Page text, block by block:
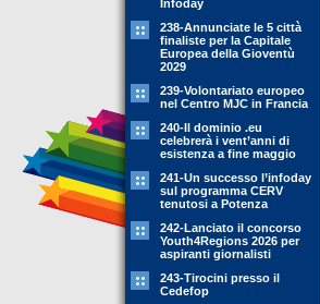
Infoday
238-Annunciate le 5 città
finaliste per la Capitale
Europea della Gioventù
2029
239-Volontariato europeo
nel Centro MJC in Francia
240-Il dominio .eu
celebrerà i vent’anni di
esistenza a fine maggio
241-Un successo l’infoday
sul programma CERV
tenutosi a Potenza
242-Lanciato il concorso
Youth4Regions 2026 per
aspiranti giornalisti
243-Tirocini presso il
Cedefop